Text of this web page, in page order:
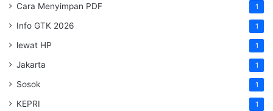
Cara Menyimpan PDF 1
Info GTK 2026 1
lewat HP 1
Jakarta 1
Sosok 1
KEPRI 1